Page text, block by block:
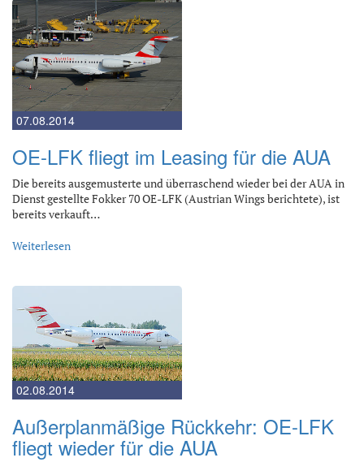
07.08.2014
OE-LFK fliegt im Leasing für die AUA
Die bereits ausgemusterte und überraschend wieder bei der AUA in
Dienst gestellte Fokker 70 OE-LFK (Austrian Wings berichtete), ist
bereits verkauft…
Weiterlesen
02.08.2014
Außerplanmäßige Rückkehr: OE-LFK
fliegt wieder für die AUA